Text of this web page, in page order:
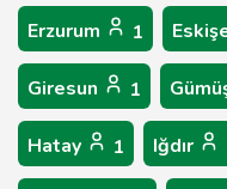
Erzurum 1
Giresun 1
Hatay 1 Iğdır